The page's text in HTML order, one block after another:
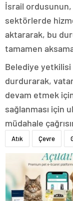
İsrail
sektörlerde
aktararak, bu
tamamen
Belediye yetkilisi
durdurarak,
devam etmek
sağlanması için
müdahale
Atık Çevre